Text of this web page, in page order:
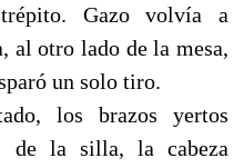
Gazo volvía a
al otro lado de la mesa,
un solo tiro.
los brazos yertos
de la silla, la cabeza